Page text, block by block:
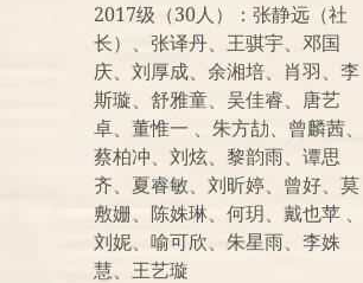
2017级（30人）：张静远（社
长）、张译丹、王骐宇、邓国
庆、刘厚成、余湘培、肖羽、李
斯璇、舒雅童、吴佳睿、唐艺
卓、董惟一 、朱方劼、曾麟茜、
蔡柏冲、刘炫、黎韵雨、谭思
齐、夏睿敏、刘昕婷、曾好、莫
敷姗、陈姝琳、何玥、戴也苹 、
刘妮、喻可欣、朱星雨、李姝
慧、王艺璇